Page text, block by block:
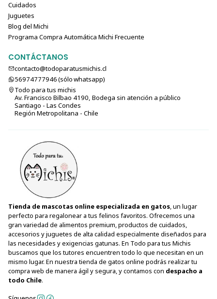
Cuidados
Juguetes
Blog del Michi
Programa Compra Automática Michi Frecuente
CONTÁCTANOS
contacto@todoparatusmichis.cl
56974777946 (sólo⁣⁣⁣⁣⁣​​​​​​​​​​​​​​​ whatsapp)
Todo para tus michis
Av. Francisco Bilbao 4190, Bodega sin atención a público
Santiago - Las Condes
Región Metropolitana - Chile
Tienda de mascotas online especializada en gatos, un lugar
perfecto para regalonear a tus felinos favoritos. Ofrecemos una
gran variedad de alimentos premium, productos de cuidados,
accesorios y juguetes de alta calidad especialmente diseñados para
las necesidades y exigencias gatunas. En Todo para tus Michis
buscamos que los tutores encuentren todo lo que necesitan en un
mismo lugar. En nuestra tienda de gatos online podrás realizar tu
compra web de manera ágil y segura, y contamos con despacho a
todo Chile.